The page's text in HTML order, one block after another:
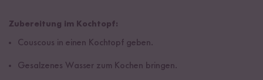
Zubereitung im Kochtopf:
Couscous in einen Kochtopf geben.
Gesalzenes Wasser zum Kochen bringen.